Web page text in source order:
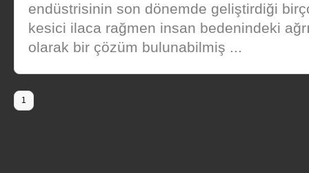
endüstrisinin son dönemde geliştirdiği
kesici ilaca rağmen insan bedenindeki
olarak bir çözüm bulunabilmiş ...
1